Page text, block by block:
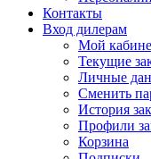
Контакты
Вход дилерам
Мой
Текущие
Личные
Сменить
История
Профили
Корзина